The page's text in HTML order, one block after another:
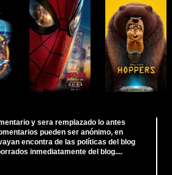
y sera remplazado lo antes
pueden ser anónimo, en
encontra de las políticas del blog
inmediatamente del blog....